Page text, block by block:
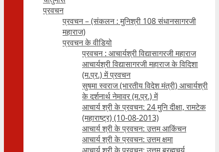
प्रवचन
प्रवचन – (संकलन : मुनिश्री 108 संधानसागरजी
महाराज)
प्रवचन के वीडियो
प्रवचन : आचार्यश्री ‍विद्यासागरजी महाराज
आचार्यश्री विद्यासागरजी महाराज के विदिशा
(म.प्र.) में प्रवचन
सुषमा स्वराज (भारतीय विदेश मंत्री) आचार्यश्री
के दर्शनार्थ नेमावर (म.प्र.) में
आचार्य श्री के प्रवचन: 24 मुनि दीक्षा, रामटेक
(महाराष्ट्र) (10-08-2013)
आचार्य श्री के प्रवचन: उत्तम आकिंचन
आचार्य श्री के प्रवचन: उत्तम क्षमा